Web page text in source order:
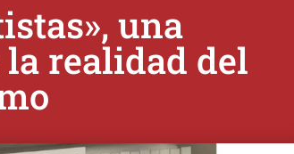
una
realidad del